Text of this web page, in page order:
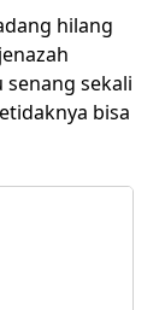
hilang
sekali
bisa